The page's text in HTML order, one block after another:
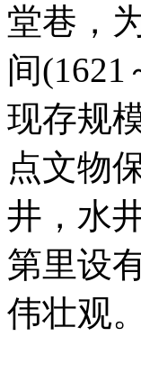
堂巷，
间
现存规
点文物
井，水
第里设
伟壮观。